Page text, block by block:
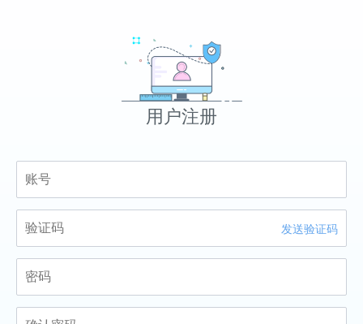
用户注册
发送验证码